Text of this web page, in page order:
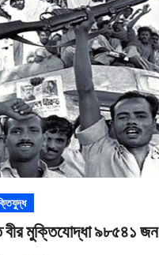
বীর মুক্তিযোদ্ধা ৯৮৫৪১ জন